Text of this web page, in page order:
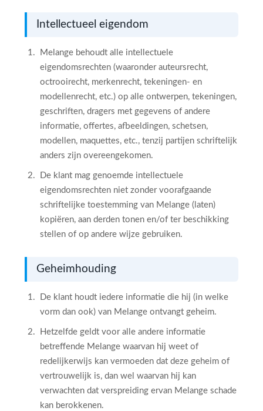
Intellectueel eigendom
Melange behoudt alle intellectuele
eigendomsrechten (waaronder auteursrecht,
octrooirecht, merkenrecht, tekeningen- en
modellenrecht, etc.) op alle ontwerpen, tekeningen,
geschriften, dragers met gegevens of andere
informatie, offertes, afbeeldingen, schetsen,
modellen, maquettes, etc., tenzij partijen schriftelijk
anders zijn overeengekomen.
De klant mag genoemde intellectuele
eigendomsrechten niet zonder voorafgaande
schriftelijke toestemming van Melange (laten)
kopiëren, aan derden tonen en/of ter beschikking
stellen of op andere wijze gebruiken.
Geheimhouding
De klant houdt iedere informatie die hij (in welke
vorm dan ook) van Melange ontvangt geheim.
Hetzelfde geldt voor alle andere informatie
betreffende Melange waarvan hij weet of
redelijkerwijs kan vermoeden dat deze geheim of
vertrouwelijk is, dan wel waarvan hij kan
verwachten dat verspreiding ervan Melange schade
kan berokkenen.